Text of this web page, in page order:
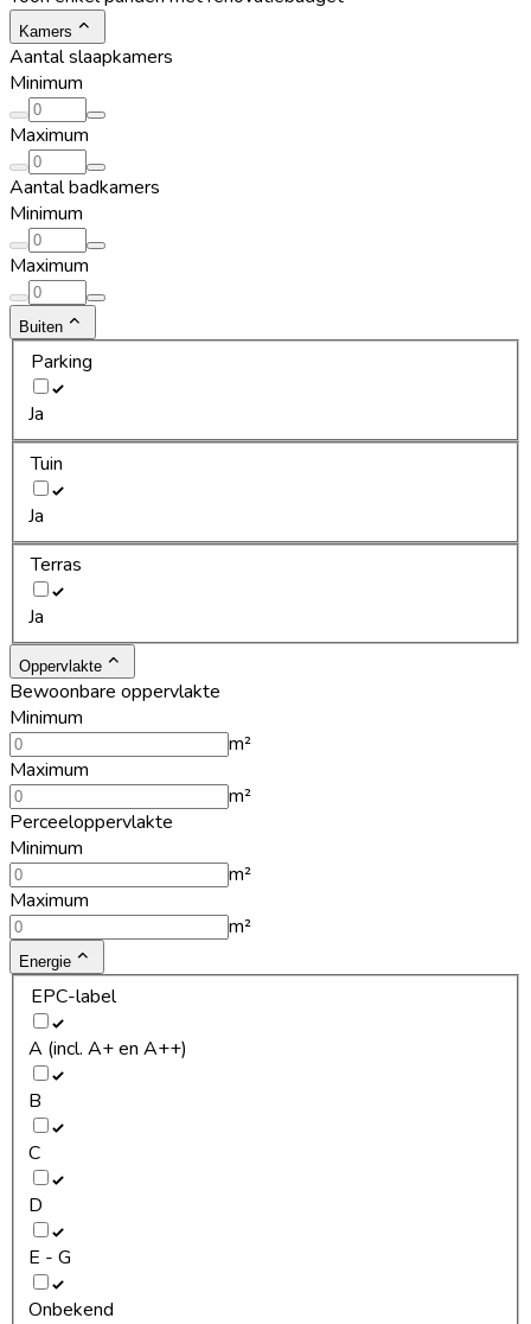
Kamers
Aantal slaapkamers
Minimum
Maximum
Aantal badkamers
Minimum
Maximum
Buiten
Parking
Ja
Tuin
Ja
Terras
Ja
Oppervlakte
Bewoonbare oppervlakte
Minimum
m²
Maximum
m²
Perceeloppervlakte
Minimum
m²
Maximum
m²
Energie
EPC-label
A (incl. A+ en A++)
B
C
D
E - G
Onbekend